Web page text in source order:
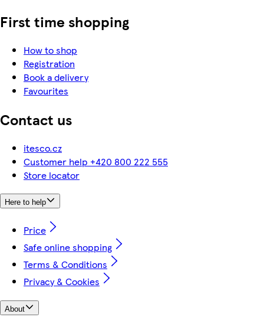
First time shopping
How to shop
Registration
Book a delivery
Favourites
Contact us
itesco.cz
Customer help +420 800 222 555
Store locator
Here to help
Price
Safe online shopping
Terms & Conditions
Privacy & Cookies
About